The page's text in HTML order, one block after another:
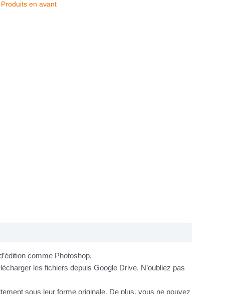
Produits en avant
comme Photoshop.
les fichiers depuis Google Drive. N’oubliez pas
sous leur forme originale. De plus, vous ne pouvez